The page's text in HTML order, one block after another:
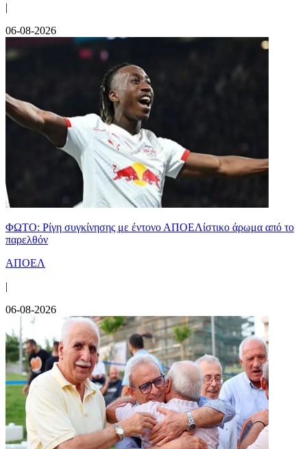
|
06-08-2026
ΦΩΤΟ: Ρίγη συγκίνησης με έντονο ΑΠΟΕΛίστικο άρωμα από το
παρελθόν
ΑΠΟΕΛ
|
06-08-2026